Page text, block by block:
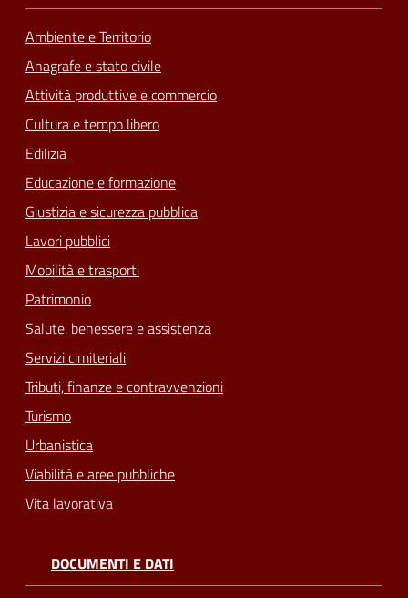
Ambiente e Territorio
Anagrafe e stato civile
Attività produttive e commercio
Cultura e tempo libero
Edilizia
Educazione e formazione
Giustizia e sicurezza pubblica
Lavori pubblici
Mobilità e trasporti
Patrimonio
Salute, benessere e assistenza
Servizi cimiteriali
Tributi, finanze e contravvenzioni
Turismo
Urbanistica
Viabilità e aree pubbliche
Vita lavorativa
DOCUMENTI E DATI